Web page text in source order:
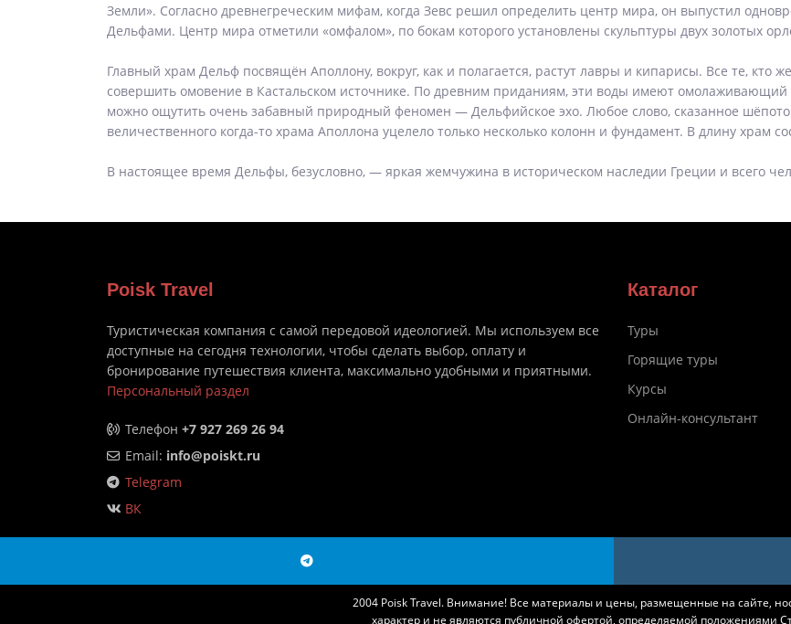
Земли». Согласно древнегреческим мифам, когда Зевс решил определить центр мира, он выпустил
Дельфами. Центр мира отметили «омфалом», по бокам которого установлены скульптуры двух золотых
Главный храм Дельф посвящён Аполлону, вокруг, как и полагается, растут лавры и кипарисы. Все те, кто
совершить омовение в Кастальском источнике. По древним приданиям, эти воды имеют омолаживающий
можно ощутить очень забавный природный феномен — Дельфийское эхо. Любое слово, сказанное
величественного когда-то храма Аполлона уцелело только несколько колонн и фундамент. В длину храм
В настоящее время Дельфы, безусловно, — яркая жемчужина в историческом наследии Греции и всего
Poisk Travel
Туристическая компания с самой передовой идеологией. Мы используем все
доступные на сегодня технологии, чтобы сделать выбор, оплату и
бронирование путешествия клиента, максимально удобными и приятными.
Персональный раздел
Телефон +7 927 269 26 94
Email: info@poiskt.ru
Telegram
ВК
Каталог
Туры
Горящие туры
Курсы
Онлайн-консультант
2004 Poisk Travel. Внимание! Все материалы и цены, размещенные на сайте,
характер и не являются публичной офертой, определяемой положениями